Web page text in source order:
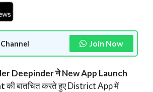
Join Now
Deepinder ने New App Launch
की बातचित करते हुए District App में